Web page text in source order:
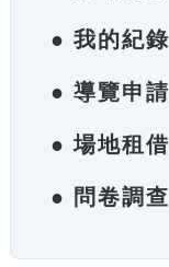
● 我的紀錄
● 導覽申
● 場地租
● 問卷調查